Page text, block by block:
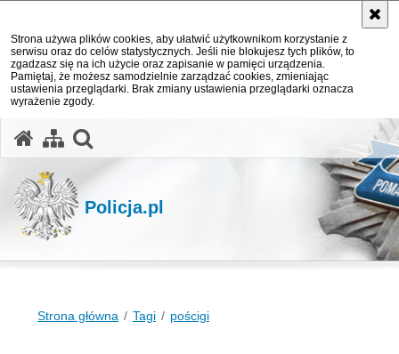
Strona używa plików cookies, aby ułatwić użytkownikom korzystanie z
serwisu oraz do celów statystycznych. Jeśli nie blokujesz tych plików, to
zgadzasz się na ich użycie oraz zapisanie w pamięci urządzenia.
Pamiętaj, że możesz samodzielnie zarządzać cookies, zmieniając
ustawienia przeglądarki. Brak zmiany ustawienia przeglądarki oznacza
wyrażenie zgody.
Policja.pl
Strona główna Tagi pościgi